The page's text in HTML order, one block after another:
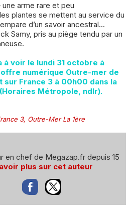
arme rare et peu
plantes se mettent au service du
d’un savoir ancestral...
Samy, pris au piège tendu par un
voir le lundi 31 octobre à
numérique Outre-mer de
sur France 3 à 00h00 dans la
Métropole, ndlr).
3, Outre-Mer La 1ère
en chef de Megazap.fr depuis 15
plus sur cet auteur